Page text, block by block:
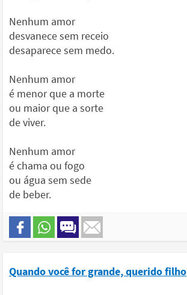
Nenhum amor
desvanece sem receio
desaparece sem medo.
Nenhum amor
é menor que a morte
ou maior que a sorte
de viver.
Nenhum amor
é chama ou fogo
ou água sem sede
de beber.
Quando você for grande, querido filho